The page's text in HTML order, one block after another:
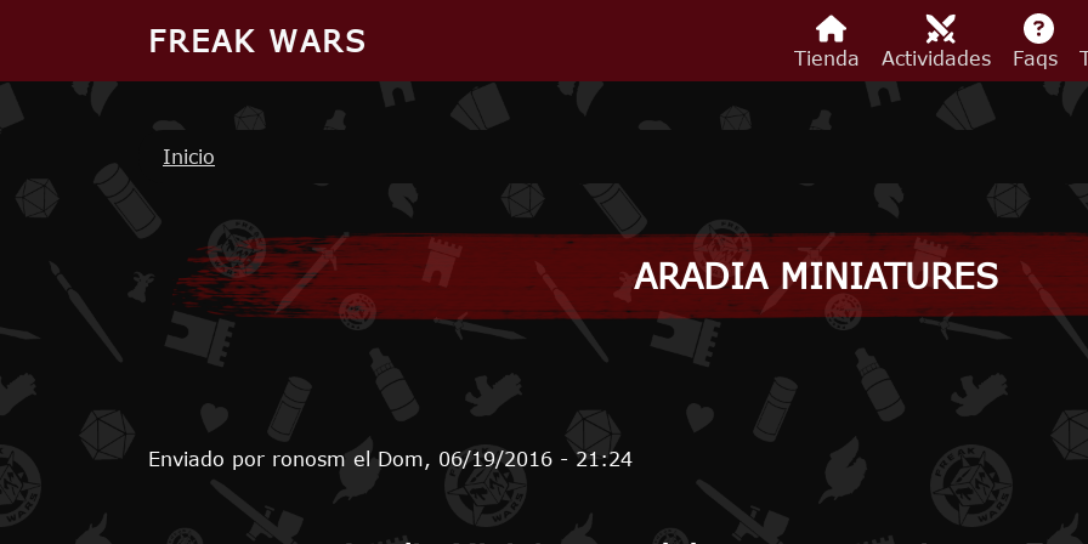
FREAK WARS
Tienda Actividades Faqs
Ruta de navegación
Inicio
ARADIA MINIATURES
Enviado por ronosmelDom, 06/19/2016 - 21:24